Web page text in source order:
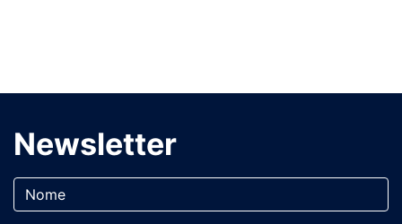
Newsletter